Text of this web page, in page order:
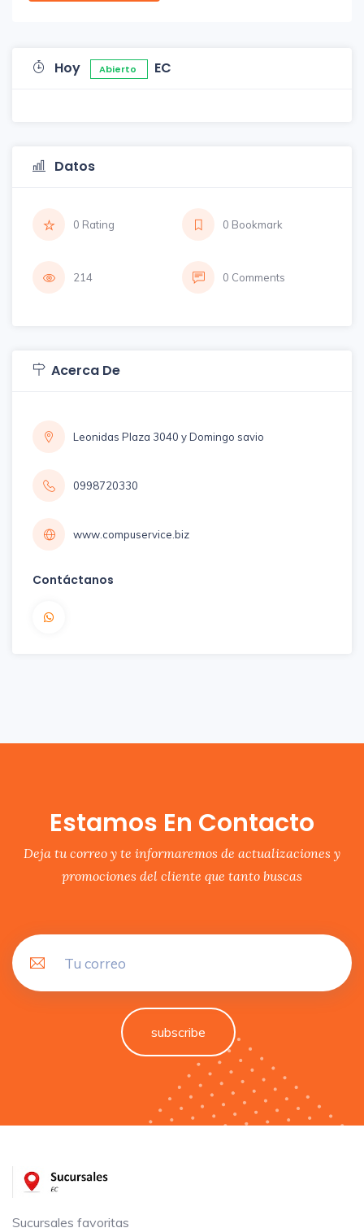
Hoy Abierto EC
Datos
0 Rating 0 Bookmark
214 0 Comments
Acerca De
Leonidas Plaza 3040 y Domingo savio
0998720330
www.compuservice.biz
Contáctanos
Estamos En Contacto
Deja tu correo y te informaremos de actualizaciones y
promociones del cliente que tanto buscas
subscribe
Sucursales favoritas